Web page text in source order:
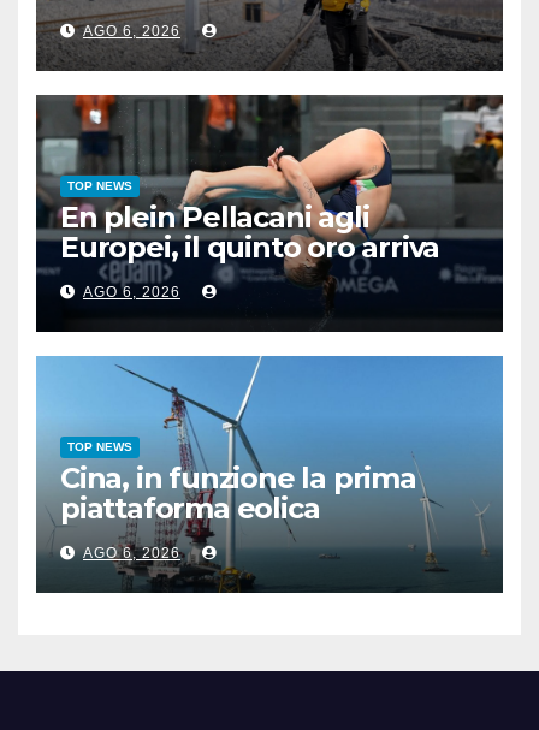
zona permafrost
AGO 6, 2026
TOP NEWS
En plein Pellacani agli
Europei, il quinto oro arriva
nel sincro con Pizzini
AGO 6, 2026
TOP NEWS
Cina, in funzione la prima
piattaforma eolica
galleggiante da 16 MW
AGO 6, 2026